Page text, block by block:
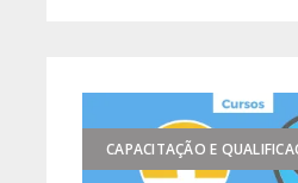
CAPACITAÇÃO E